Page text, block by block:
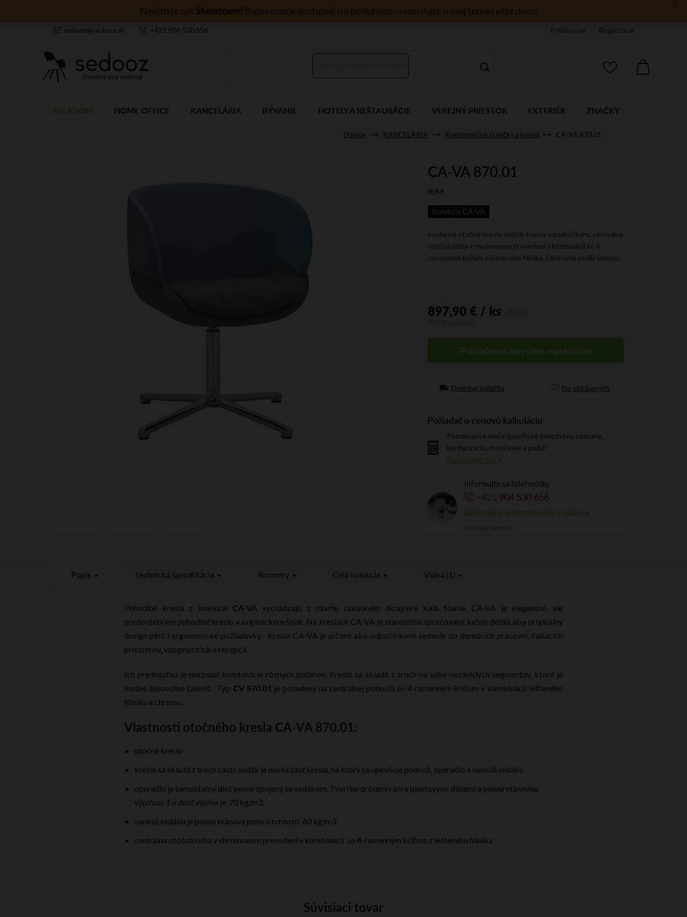
Navštívte náš Showroom! Showroom je dostupný len po dohode - rezervujte si svoj termín ešte dnes!
sedooz@sedooz.sk +421 904 530 656 Prihlásenie Registrácia
SKLADOM HOME OFFICE KANCELÁRIA BÝVANIE HOTELY A REŠTAURÁCIE VEREJNÝ PRIESTOR EXTERIÉR ZNAČKY
Domov KANCELÁRIA Konferenčné stoličky a kreslá CA-VA 870.01
CA-VA 870.01
RIM
Kolekcia CA-VA
moderné otočné kreslo oblých tvarov s podrúčkami, centrálna
otočná noha v chrómovom prevedení v kombinácii so 4-
ramenným krížom z lešteného hliníka, čalúnenie podľa výberu
897,90 € / ks
Pokračovať na výber materiálov
Doprava a platba Do obľúbených
Požiadať o cenovú kalkuláciu
Potrebujete niečo špecifické (množstvo, rozmery,
konfiguráciu, doručenie a pod.)?
Informujte sa telefonicky
+421 904 530 656
Rezerujte si stretnutie v našom
showroome
Popis Technická špecifikácia Rozmery Celá kolekcia Videá (1)
Pohodlné kreslá z kolekcie CA-VA vychádzajú z návrhu rakúskeho dizajnéra Kaia Stania. CA-VA je elegantné, ale
predovšetkým pohodlné kreslo v organickom štýle. Na kreslách CA-VA je starostlivo spracovaný každý detail, aby originálny
design plnil i ergonomické požiadavky. Kreslo CA-VA je určené ako odpočinkové vedenie do domácich pracovní, čakacích
priestorov, vstupných hál a recepcií.
Ich prednosťou je možnosť kombinácie rôznych poťahov. Kreslo sa skladá z troch na sebe nezávislých segmentov, ktoré je
možné ľubovoľne čalúniť. Typ CV 870.01 je posadený na centrálnej podnoži so 4-ramenným krížom v kombinácii lešteného
hliníku a chrómu.
Vlastnosti otočného kresla CA-VA 870.01:
otočné kreslo
kreslo sa skladá z troch častí: sedák je nosná časť kresla, na ktorý sa upevňuje podnož, operadlo a vankúš sedáku
operadlo je samostatný diel, pevne spojený so sedákom. Tvorí ho drôtený rám s plastovými dielami a polyuretánovou
výplňou. Tvrdosť výplne je 70 kg/m3.
vankúš sedáku je polyuretánová pena o tvrdosti 60 kg/m3
centrálna otočná noha v chrómovom prevedení v kombinácii so 4-ramenným krížom z lešteného hliníka
Súvisiaci tovar